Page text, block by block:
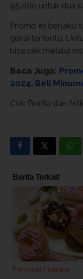
95.000 untuk dua
Promo ini berlaku
gerai tertentu.
bisa cek melalui
Baca Juga:
2024, Beli
Cek Berita dan
Berita Terkait
Personal Finance